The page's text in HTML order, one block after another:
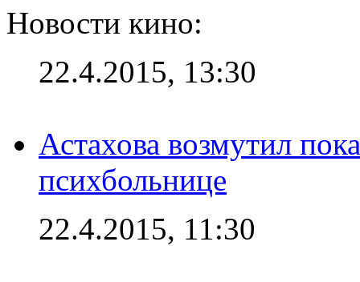
Новости кино:
22.4.2015, 13:30
Астахова возмутил
психбольнице
22.4.2015, 11:30